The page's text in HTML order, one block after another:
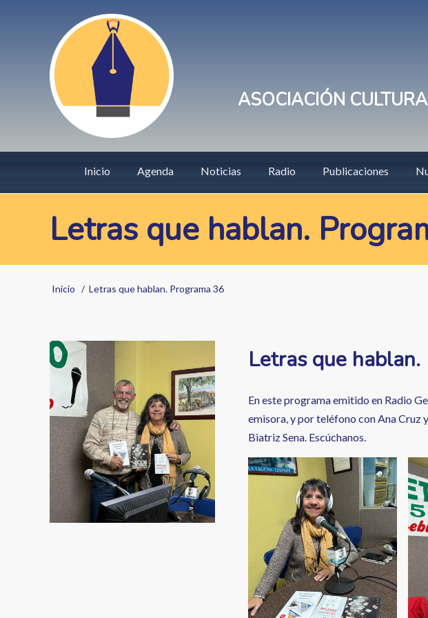
User
account
menu
ASOCIACIÓN
Main
navigation
Inicio Agenda Noticias Radio Publicaciones
Letras que hablan.
Sobrescribir
de
ayuda
a
la
navegación
Inicio Letras que hablan. Programa 36
Image Letras que
En este programa emitido en Radio
emisora, y por teléfono con Ana Cruz
Biatriz Sena. Escúchanos.